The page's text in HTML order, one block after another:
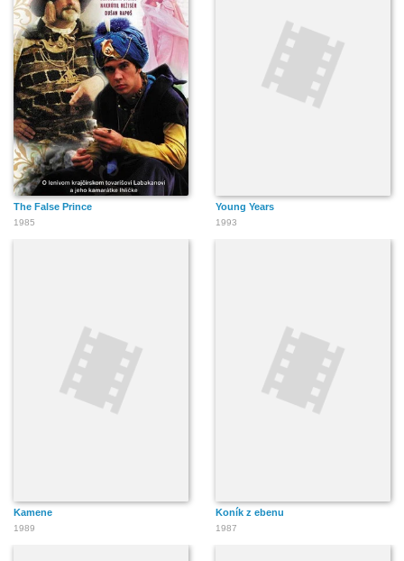
The False Prince
1985
Young Years
1993
Kamene
1989
Koník z ebenu
1987